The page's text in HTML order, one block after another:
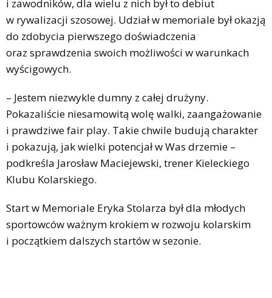
i zawodników, dla wielu z nich był to debiut
w rywalizacji szosowej. Udział w memoriale był okazją
do zdobycia pierwszego doświadczenia
oraz sprawdzenia swoich możliwości w warunkach
wyścigowych.
– Jestem niezwykle dumny z całej drużyny.
Pokazaliście niesamowitą wolę walki, zaangażowanie
i prawdziwe fair play. Takie chwile budują charakter
i pokazują, jak wielki potencjał w Was drzemie –
podkreśla Jarosław Maciejewski, trener Kieleckiego
Klubu Kolarskiego.
Start w Memoriale Eryka Stolarza był dla młodych
sportowców ważnym krokiem w rozwoju kolarskim
i początkiem dalszych startów w sezonie.